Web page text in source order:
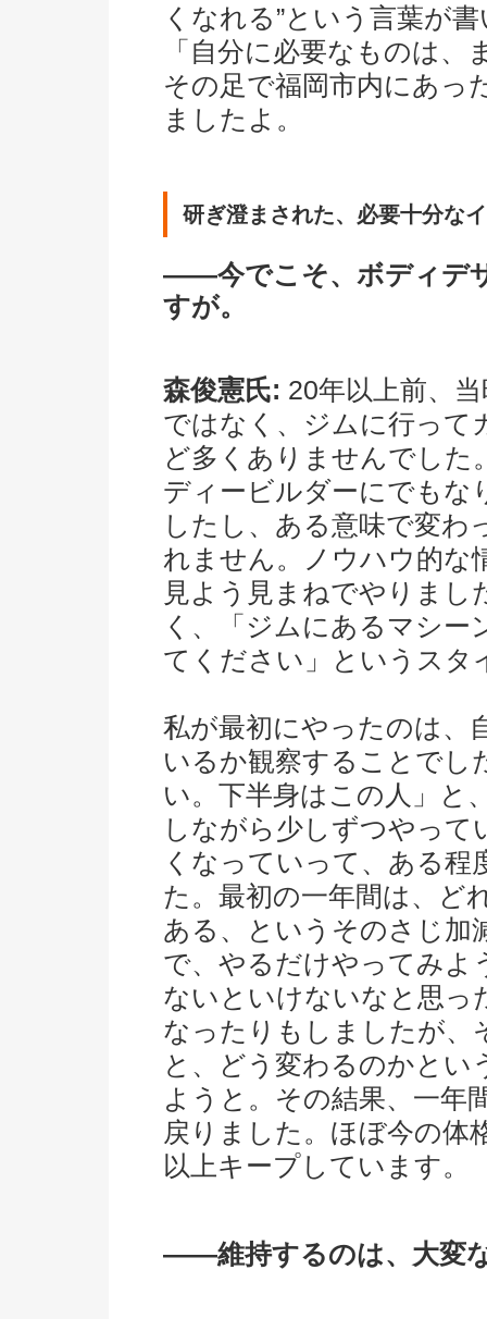
くなれる”という言葉が
「自分に必要なものは
その足で福岡市内にあっ
ましたよ。
研ぎ澄まされた、必要十分な
――今でこそ、ボディデ
すが。
森俊憲氏: 20年以上前、
ではなく、ジムに行って
ど多くありませんでした
ディービルダーにでもな
したし、ある意味で変わ
れません。ノウハウ的な
見よう見まねでやりま
く、「ジムにあるマシー
てください」というスタ
私が最初にやったのは、
いるか観察することでし
い。下半身はこの人」と
しながら少しずつやっ
くなっていって、ある
た。最初の一年間は、ど
ある、というそのさじ加
で、やるだけやってみよ
ないといけないなと思っ
なったりもしましたが、
と、どう変わるのかとい
ようと。その結果、一年
戻りました。ほぼ今の体
以上キープしています。
――維持するのは、大変